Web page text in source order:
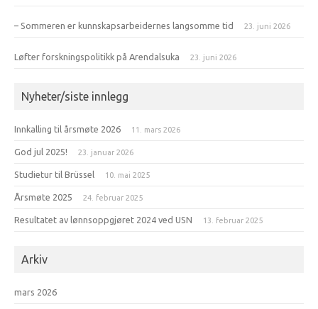
– Sommeren er kunnskapsarbeidernes langsomme tid 23. juni 2026
Løfter forskningspolitikk på Arendalsuka 23. juni 2026
Nyheter/siste innlegg
Innkalling til årsmøte 2026 11. mars 2026
God jul 2025! 23. januar 2026
Studietur til Brüssel 10. mai 2025
Årsmøte 2025 24. februar 2025
Resultatet av lønnsoppgjøret 2024 ved USN 13. februar 2025
Arkiv
mars 2026